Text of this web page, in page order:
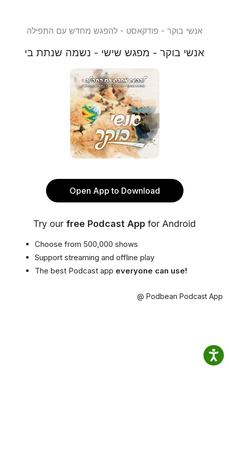
אנשי בוקר - פודקאסט - להפגש מחדש עם התפילה
אנשי בוקר - מפגש שישי - נשמה שנתת בי
Open App to Download
Try our free Podcast App for Android
Choose from 500,000 shows
Support streaming and offline play
The best Podcast app everyone can use!
@ Podbean Podcast App